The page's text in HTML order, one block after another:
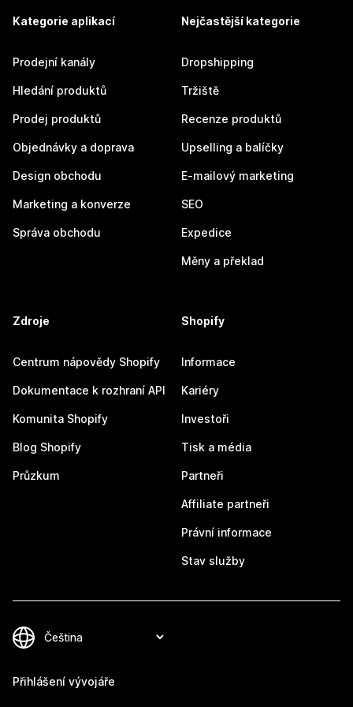
Kategorie aplikací
Prodejní kanály
Hledání produktů
Prodej produktů
Objednávky a doprava
Design obchodu
Marketing a konverze
Správa obchodu
Nejčastější kategorie
Dropshipping
Tržiště
Recenze produktů
Upselling a balíčky
E-mailový marketing
SEO
Expedice
Měny a překlad
Zdroje
Centrum nápovědy Shopify
Dokumentace k rozhraní API
Komunita Shopify
Blog Shopify
Průzkum
Shopify
Informace
Kariéry
Investoři
Tisk a média
Partneři
Affiliate partneři
Právní informace
Stav služby
Přihlášení vývojáře